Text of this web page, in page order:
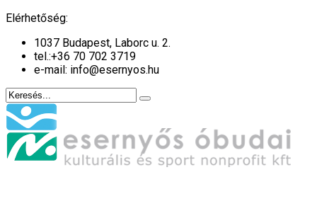
Elérhetőség:
1037 Budapest, Laborc u. 2.
tel.:+36 70 702 3719
e-mail: info@esernyos.hu
év
hónap
év
hónap